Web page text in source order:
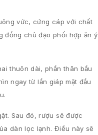
vức, cứng cáp với chất
đồng chủ đạo phối hợp ăn ý
thuôn dài, phần thân bầu
ngay từ lần giáp mặt đầu
Sau đó, rượu sẽ được
dàn lọc lạnh. Điều này sẽ